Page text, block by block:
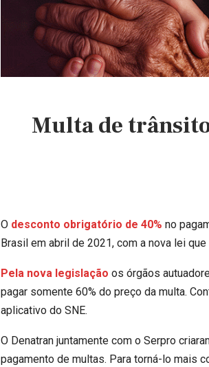
Multa de
O desconto obrigatório de 40% no
Brasil em abril de 2021, com a nova lei
Pela nova legislação os órgãos
pagar somente 60% do preço da multa.
aplicativo do SNE.
O Denatran juntamente com o Serpro
pagamento de multas. Para torná-lo mais